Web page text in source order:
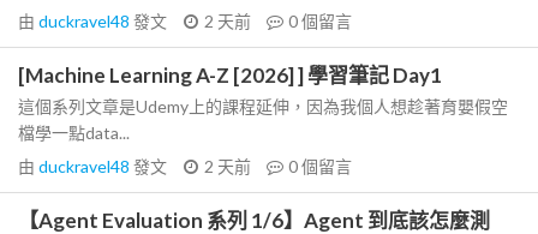
由 duckravel48 發文 2 天前 0個留言
[Machine Learning A-Z [2026] ] 學習筆記 Day1
這個系列文章是Udemy上的課程延伸，因為我個人想趁著育嬰假空
檔學一點data...
由 duckravel48 發文 2 天前 0個留言
【Agent Evaluation 系列 1/6】Agent 到底該怎麼測